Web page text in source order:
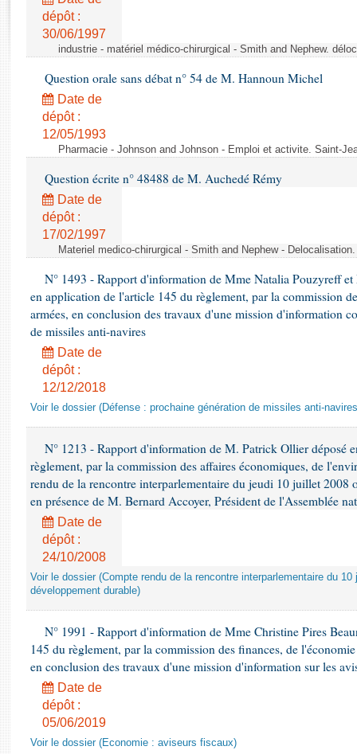
Rapports d'enquête
Rapports législatifs
Dossiers législatifs
Budget et sécurité sociale
Questions écrites et orales
dépôt :
30/06/1997
industrie - matériel médico-chirurgical - Smith and Nephew.
Question orale sans débat n° 54 de M. Hannoun Michel
Date de
dépôt :
12/05/1993
Pharmacie - Johnson and Johnson - Emploi et activite. Saint-
Question écrite n° 48488 de M. Auchedé Rémy
Date de
dépôt :
17/02/1997
Materiel medico-chirurgical - Smith and Nephew -
N° 1493 - Rapport d'information de Mme Natalia Pouzyreff
en application de l'article 145 du règlement, par la commission
armées, en conclusion des travaux d'une mission d'information
de missiles anti-navires
Date de
dépôt :
12/12/2018
Voir le dossier (Défense : prochaine génération de missiles anti-
N° 1213 - Rapport d'information de M. Patrick Ollier déposé
règlement, par la commission des affaires économiques, de
rendu de la rencontre interparlementaire du jeudi 10 juillet 2008
en présence de M. Bernard Accoyer, Président de l'Assemblée
Date de
dépôt :
24/10/2008
Voir le dossier (Compte rendu de la rencontre interparlementaire du
développement durable)
N° 1991 - Rapport d'information de Mme Christine Pires
145 du règlement, par la commission des finances, de
en conclusion des travaux d'une mission d'information sur les
Date de
dépôt :
05/06/2019
Voir le dossier (Economie : aviseurs fiscaux)